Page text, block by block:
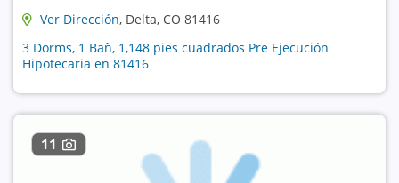
Ver Dirección, Delta, CO 81416
3 Dorms, 1 Bañ, 1,148 pies cuadrados Pre Ejecución
Hipotecaria en 81416
11